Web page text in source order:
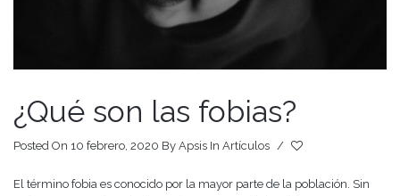
¿Qué son las fobias?
Posted On 10 febrero, 2020 By Apsis In Artículos /
El término fobia es conocido por la mayor parte de la población. Sin